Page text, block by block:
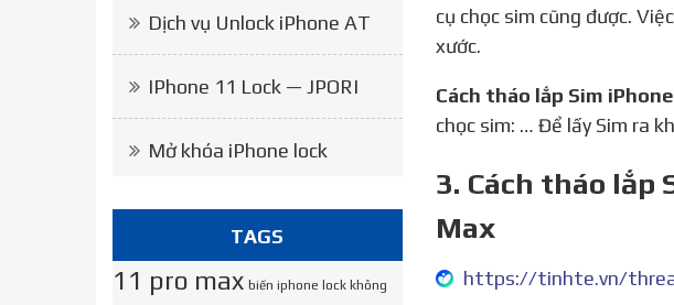
cụ chọc sim cũng được.
xước.
Cách tháo lắp Sim iPhone
chọc sim: … Để lấy Sim ra
3. Cách tháo lắp
Max
Dịch vụ Unlock iPhone AT
IPhone 11 Lock — JPORI
Mở khóa iPhone lock
TAGS
11 pro max biến iphone lock không